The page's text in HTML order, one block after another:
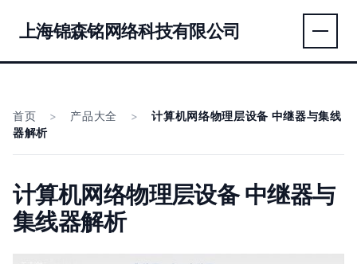
上海锦森铭网络科技有限公司
首页 > 产品大全 >
计算机网络物理层设备 中继器与集线
器解析
计算机网络物理层设备 中继器与
集线器解析